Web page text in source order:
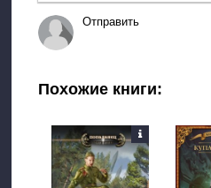
Отправить
Похожие книги: